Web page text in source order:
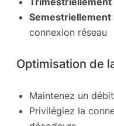
Semestriellement
connexion réseau
Optimisation de
Maintenez un
Privilégiez la